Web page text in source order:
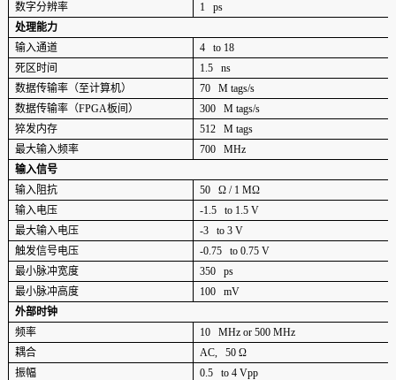
数字分辨率
1 ps
处理能力
输入通道
4 to 18
死区时间
1.5 ns
数据传输率（至计算机）
70 M tags/s
数据传输率（FPGA板间）
300 M tags/s
猝发内存
512 M tags
最大输入频率
700 MHz
输入信号
输入阻抗
50 Ω / 1 MΩ
输入电压
-1.5 to 1.5 V
最大输入电压
-3 to 3 V
触发信号电压
-0.75 to 0.75 V
最小脉冲宽度
350 ps
最小脉冲高度
100 mV
外部时钟
频率
10 MHz or 500 MHz
耦合
AC, 50 Ω
振幅
0.5 to 4 Vpp